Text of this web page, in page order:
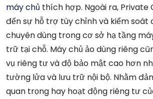
máy chủ thích hợp. Ngoài ra, Private
đến sự hỗ trợ tùy chỉnh và kiểm soát
chuyên dùng trong cơ sở hạ tầng
trữ tại chỗ. Máy chủ ảo dùng riêng
vụ riêng tư và độ bảo mật cao hơn
tường lửa và lưu trữ nội bộ. Nhằm
quan trọng hay hoạt động riêng tư